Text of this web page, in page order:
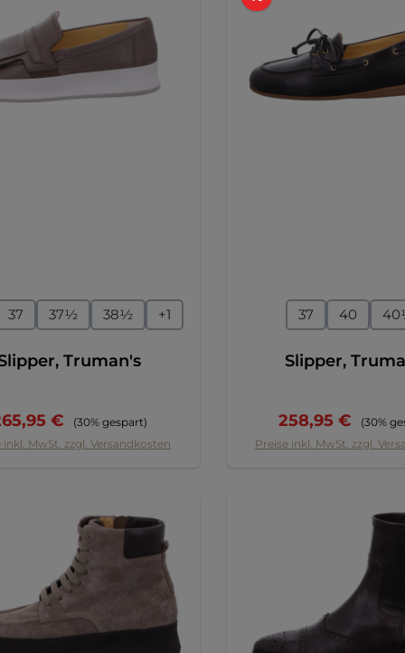
auswählen
37 37½ 38½ +1
Truman's
€ Regulärer Preis:
(30% gespart)
inkl. MwSt. zzgl. Versandkosten
Größe
37 40
Slipper,
Verkaufspreis:
258,95 €
(30%
Preise inkl. MwSt. zzgl.